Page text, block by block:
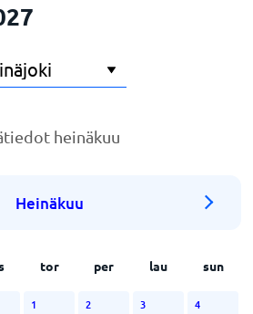
heinäkuu
Heinäkuu
tor per lau sun
1 2 3 4